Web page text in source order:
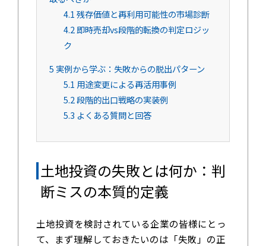
4.1残存価値と再利用可能性の市場診断
4.2即時売却vs段階的転換の判定ロジッ
ク
5 実例から学ぶ：失敗からの脱出パターン
5.1 用途変更による再活用事例
5.2段階的出口戦略の実装例
5.3 よくある質問と回答
土地投資の失敗とは何か：判
断ミスの本質的定義
土地投資を検討されている企業の皆様にとっ
て、まず理解しておきたいのは「失敗」の正